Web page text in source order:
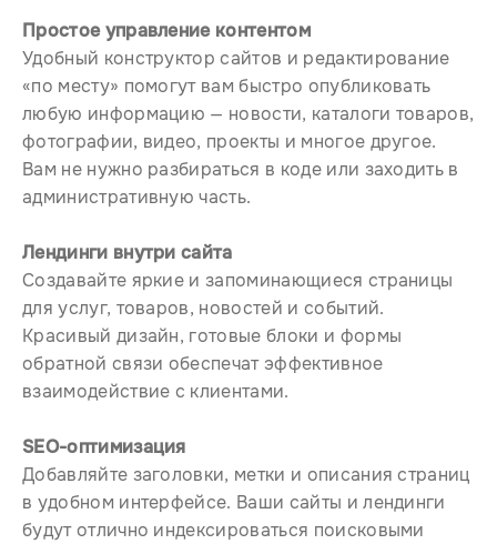
Простое управление контентом
Удобный конструктор сайтов и редактирование
«по месту» помогут вам быстро опубликовать
любую информацию — новости, каталоги товаров,
фотографии, видео, проекты и многое другое.
Вам не нужно разбираться в коде или заходить в
административную часть.
Лендинги внутри сайта
Создавайте яркие и запоминающиеся страницы
для услуг, товаров, новостей и событий.
Красивый дизайн, готовые блоки и формы
обратной связи обеспечат эффективное
взаимодействие с клиентами.
SEO-оптимизация
Добавляйте заголовки, метки и описания страниц
в удобном интерфейсе. Ваши сайты и лендинги
будут отлично индексироваться поисковыми